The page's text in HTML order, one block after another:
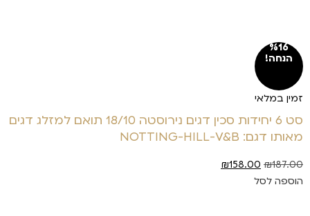
%16
הנחה!
זמין במלאי
סט 6 יחידות סכין דגים נירוסטה 18/10 תואם למזלג דגים
מאותו דגם: NOTTING-HILL-V&B
₪187.00
₪158.00
הוספה לסל